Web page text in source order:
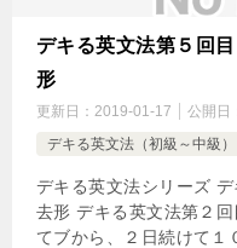
デキる英文法第５回
形
更新日： 2019-01-17 公開日
デキる英文法（初級～中級）
デキる英文法シリーズ
去形 デキる英文法第２
てブから、２日続けて１